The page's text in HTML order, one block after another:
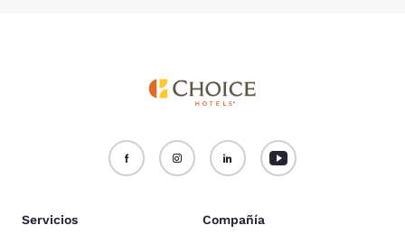
Servicios Compañía